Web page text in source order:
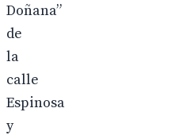
Doñana”
de
la
calle
Espinosa
y